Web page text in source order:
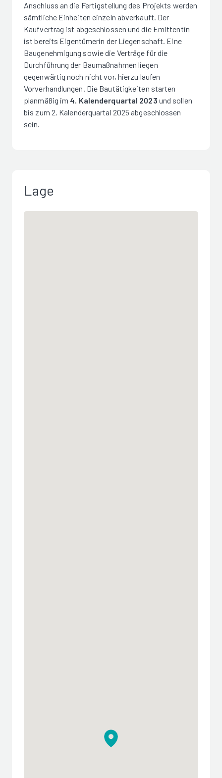
Anschluss an die Fertigstellung des Projekts werden
sämtliche Einheiten einzeln abverkauft. Der
Kaufvertrag ist abgeschlossen und die Emittentin
ist bereits Eigentümerin der Liegenschaft. Eine
Baugenehmigung sowie die Verträge für die
Durchführung der Baumaßnahmen liegen
gegenwärtig noch nicht vor, hierzu laufen
Vorverhandlungen. Die Bautätigkeiten starten
planmäßig im 4. Kalenderquartal 2023 und sollen
bis zum 2. Kalenderquartal 2025 abgeschlossen
sein.
Lage